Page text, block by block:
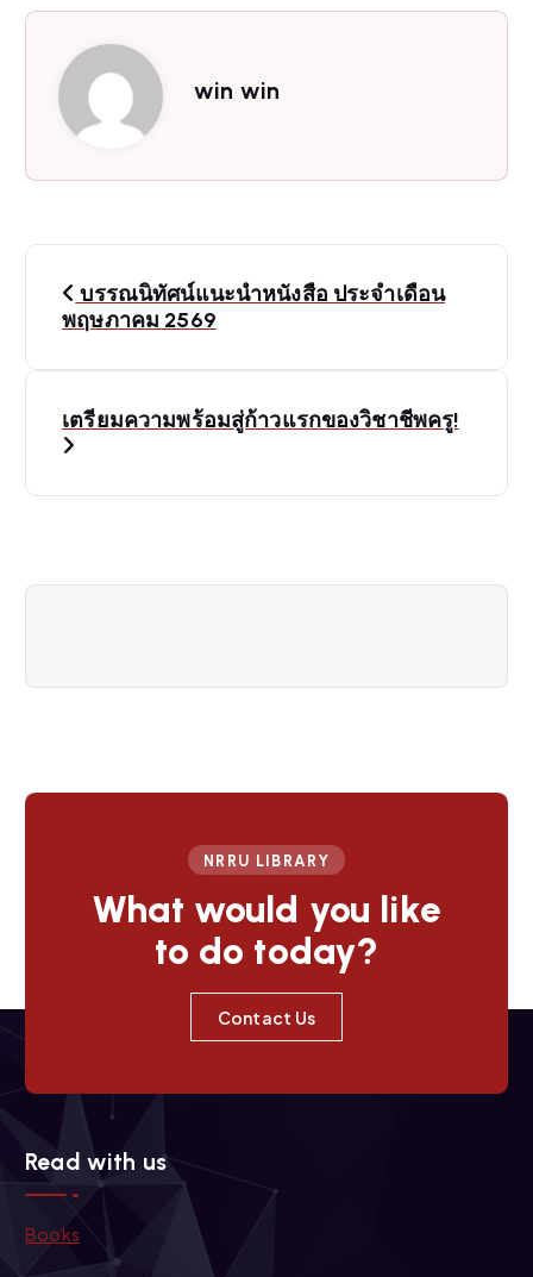
win win
i
a
n
บรรณนิทัศน์แนะนำหนังสือ ประจำเดือน
พฤษภาคม 2569
เตรียมความพร้อมสู่ก้าวแรกของวิชาชีพครู!
NRRU LIBRARY
What would you like
to do today?
Contact Us
Read with us
Books